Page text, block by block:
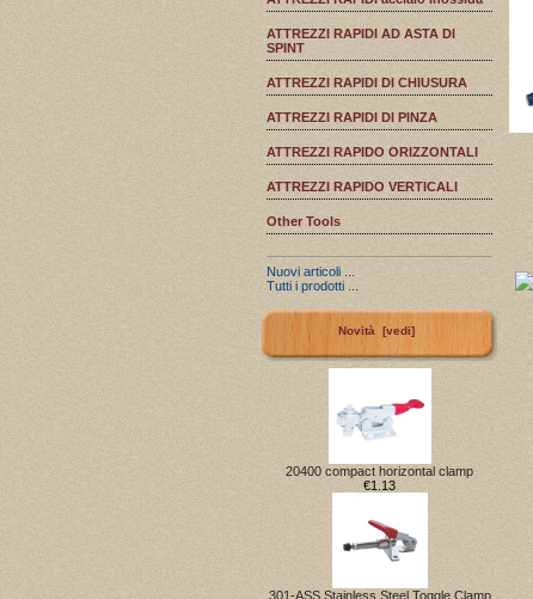
ATTREZZI RAPIDI AD ASTA DI
SPINT
ATTREZZI RAPIDI DI CHIUSURA
ATTREZZI RAPIDI DI PINZA
ATTREZZI RAPIDO ORIZZONTALI
ATTREZZI RAPIDO VERTICALI
Other Tools
Nuovi articoli ...
Tutti i prodotti ...
Novità [vedi]
20400 compact horizontal clamp
€1.13
301-ASS Stainless Steel Toggle Clamp